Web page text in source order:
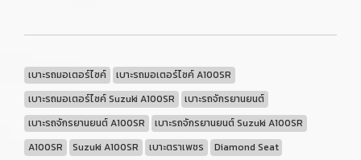
เบาะรถมอเตอร์ไซค์
เบาะรถมอเตอร์ไซค์ A100SR
เบาะรถมอเตอร์ไซค์ Suzuki A100SR
เบาะรถจักรยานยนต์
เบาะรถจักรยานยนต์ A100SR
เบาะรถจักรยานยนต์ Suzuki A100SR
A100SR
Suzuki A100SR เบาะตราเพชร Diamond Seat